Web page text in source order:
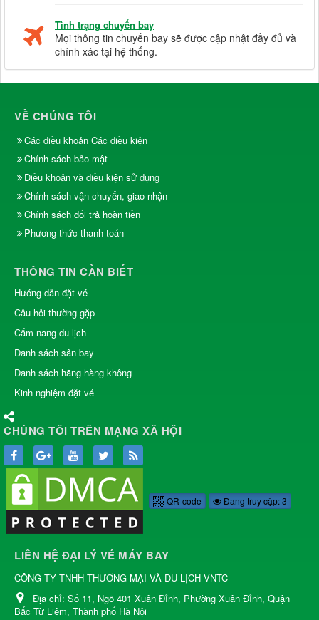
Tình trạng chuyến bay
Mọi thông tin chuyến bay sẽ được cập nhật đầy đủ và
chính xác tại hệ thống.
VỀ CHÚNG TÔI
Các điều khoản Các điều kiện
Chính sách bảo mật
Điều khoản và điều kiện sử dụng
Chính sách vận chuyển, giao nhận
Chính sách đổi trả hoàn tiền
Phương thức thanh toán
THÔNG TIN CẦN BIẾT
Hướng dẫn đặt vé
Câu hỏi thường gặp
Cẩm nang du lịch
Danh sách sân bay
Danh sách hãng hàng không
Kinh nghiệm đặt vé
CHÚNG TÔI TRÊN MẠNG XÃ HỘI
QR-code Đang truy cập: 3
LIÊN HỆ ĐẠI LÝ VÉ MÁY BAY
CÔNG TY TNHH THƯƠNG MẠI VÀ DU LỊCH VNTC
Địa chỉ: Số 11, Ngõ 401 Xuân Đỉnh, Phường Xuân Đỉnh, Quận
Bắc Từ Liêm, Thành phố Hà Nội